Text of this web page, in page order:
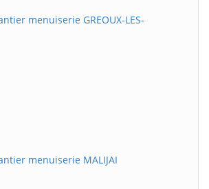
menuiserie GREOUX-LES-
menuiserie MALIJAI